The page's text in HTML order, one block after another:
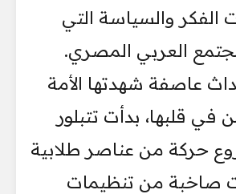
الفكر والسياسة التي
العربي المصري.
عاصفة شهدتها الأمة
في قلبها، بدأت تتبلور
حركة من عناصر طلابية
صاخبة من تنظيمات